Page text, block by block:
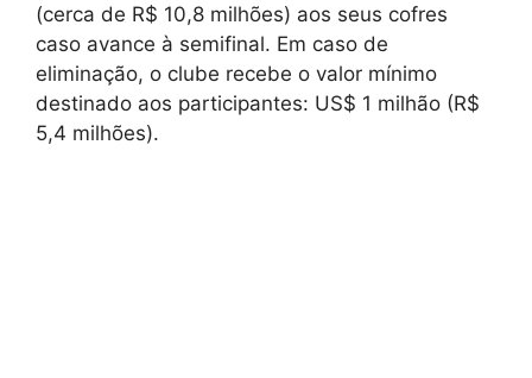
(cerca de R$ 10,8 milhões) aos seus cofres
caso avance à semifinal. Em caso de
eliminação, o clube recebe o valor mínimo
destinado aos participantes: US$ 1 milhão (R$
5,4 milhões).